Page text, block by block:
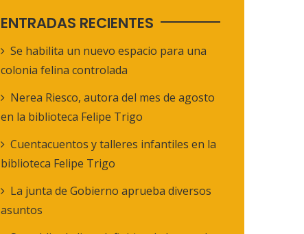
ENTRADAS RECIENTES
Se habilita un nuevo espacio para una
colonia felina controlada
Nerea Riesco, autora del mes de agosto
en la biblioteca Felipe Trigo
Cuentacuentos y talleres infantiles en la
biblioteca Felipe Trigo
La junta de Gobierno aprueba diversos
asuntos